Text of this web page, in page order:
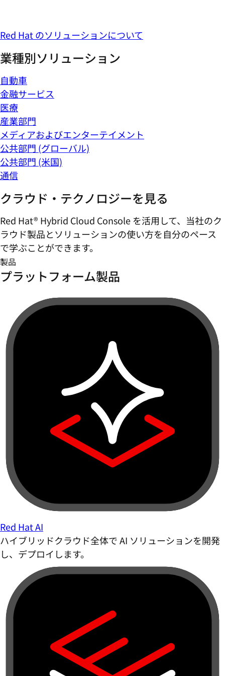
Red Hat のソリューションについて
業種別ソリューション
自動車
金融サービス
医療
産業部門
メディアおよびエンターテイメント
公共部門 (グローバル)
公共部門 (米国)
通信
クラウド・テクノロジーを見る
Red Hat® Hybrid Cloud Console を活用して、当社のク
ラウド製品とソリューションの使い方を自分のペース
で学ぶことができます。
製品
プラットフォーム製品
Red Hat AI
ハイブリッドクラウド全体で AI ソリューションを開発
し、デプロイします。